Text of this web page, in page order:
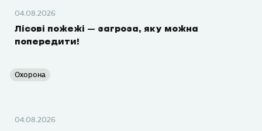
04.08.2026
Лісові пожежі – загроза, яку можна
попередити!
Охорона
04.08.2026